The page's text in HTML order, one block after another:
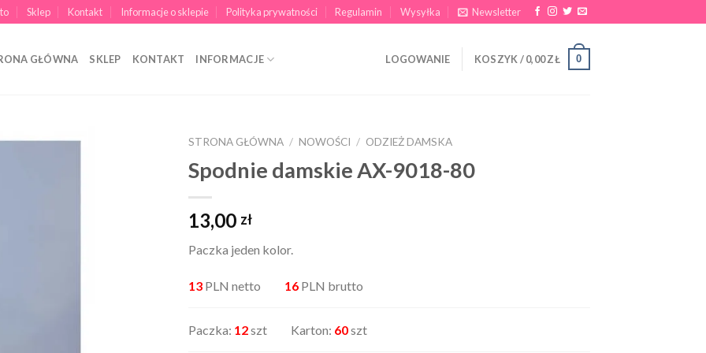
Sklep Kontakt Informacje o sklepie Polityka prywatności Regulamin Wysyłka Newsletter
GŁÓWNA SKLEP KONTAKT INFORMACJE LOGOWANIE KOSZYK /0,00ZŁ 0
STRONA GŁÓWNA / NOWOŚCI / ODZIEŻ DAMSKA
Spodnie damskie AX-9018-80
13,00 zł
Paczka jeden kolor.
13 PLN netto 16 PLN brutto
Paczka: 12szt Karton: 60szt